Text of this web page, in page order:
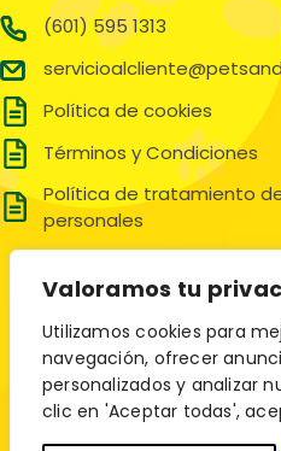
Valoramos tu
Utilizamos cookies para
navegación, ofrecer
personalizados y analizar
clic en 'Aceptar todas',
(601) 595 1313
Política de cookies
Términos y Condiciones
Política de tratamiento
personales